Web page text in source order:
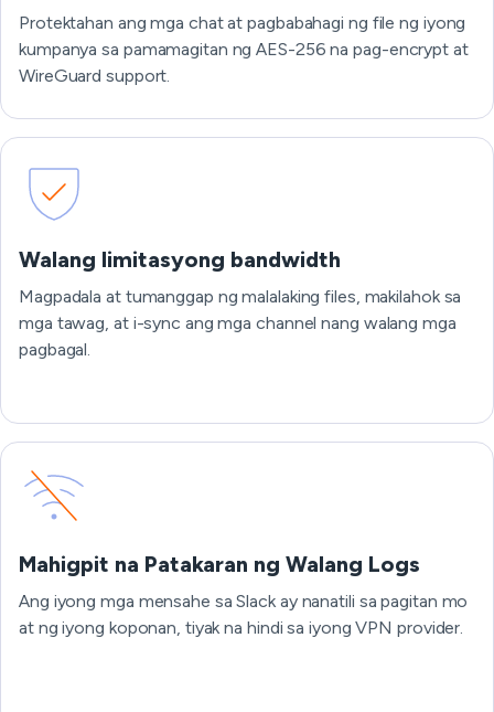
Protektahan ang mga chat at pagbabahagi ng file ng iyong
kumpanya sa pamamagitan ng AES-256 na pag-encrypt at
WireGuard support.
Walang limitasyong bandwidth
Magpadala at tumanggap ng malalaking files, makilahok sa
mga tawag, at i-sync ang mga channel nang walang mga
pagbagal.
Mahigpit na Patakaran ng Walang Logs
Ang iyong mga mensahe sa Slack ay nanatili sa pagitan mo
at ng iyong koponan, tiyak na hindi sa iyong VPN provider.